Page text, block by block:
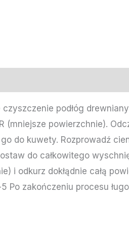
podłóg
(mniejsze powierzchnie).
do kuwety. Rozprowadź
do całkowitego
i odkurz dokłądnie całą
Po zakończeniu procesu